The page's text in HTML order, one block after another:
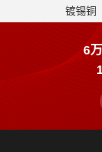
镀锡铜
6